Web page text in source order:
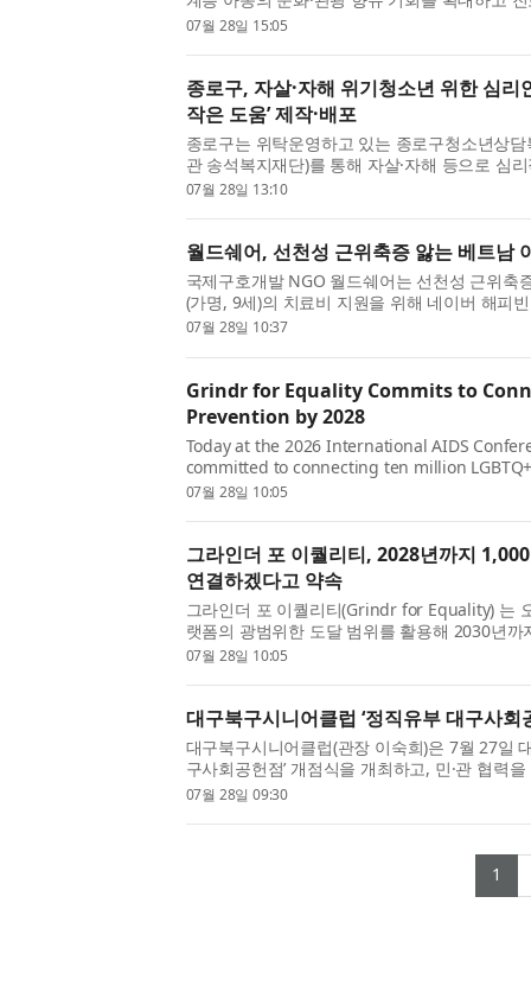
‘2026 GKL과 함께하는 행복여행’ 아동 여행 프
07월 28일 15:05
종로구, 자살·자해 위기청소년 위한 심리
작은 도움’ 제작·배포
종로구는 위탁운영하고 있는 종로구청소년상
관 송석복지재단)를 통해 자살·자해 등으로 심
정서적 안정을 지원하기 위한 심리안정화키트 ‘
07월 28일 13:10
월드쉐어, 선천성 근위축증 앓는 베트남
국제구호개발 NGO 월드쉐어는 선천성 근위축
(가명, 9세)의 치료비 지원을 위해 네이버 해피
근위축증은 근육의 힘이 점차 약해지는 희귀질
07월 28일 10:37
Grindr for Equality Commits to
Prevention by 2028
Today at the 2026 International AIDS
committed to connecting ten million
2028, leveraging its platform reach to
07월 28일 10:05
그라인더 포 이퀄리티, 2028년까지
연결하겠다고 약속
그라인더 포 이퀄리티(Grindr for Equality) 는
랫폼의 광범위한 도달 범위를 활용해 2030년
력을 진전시키고, 2028년까지 1000만명의
07월 28일 10:05
대구북구시니어클럽 ‘정직유부 대구사회
대구북구시니어클럽(관장 이숙희)은 7월 27일
구사회공헌점’ 개점식을 개최하고, 민·관 협력
자리 사업의 새로운 출발을 알렸다. 정직유부
07월 28일 09:30
1